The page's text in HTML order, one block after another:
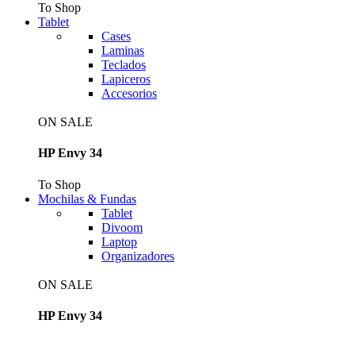
To Shop
Tablet
Cases
Laminas
Teclados
Lapiceros
Accesorios
ON SALE
HP Envy 34
To Shop
Mochilas & Fundas
Tablet
Divoom
Laptop
Organizadores
ON SALE
HP Envy 34